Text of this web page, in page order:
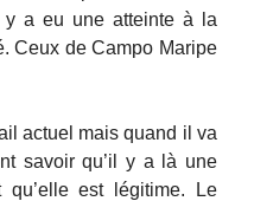
y a eu une atteinte à la
Ceux de Campo Maripe
actuel mais quand il va
savoir qu’il y a là une
est légitime. Le